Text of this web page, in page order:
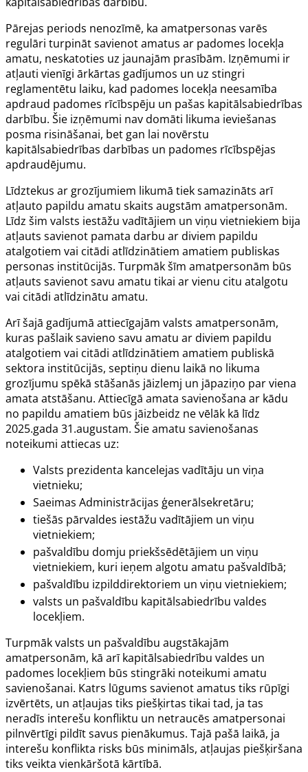
Pārejas periods nenozīmē, ka amatpersonas varēs
regulāri turpināt savienot amatus ar padomes locekļa
amatu, neskatoties uz jaunajām prasībām. Izņēmumi ir
atļauti vienīgi ārkārtas gadījumos un uz stingri
reglamentētu laiku, kad padomes locekļa neesamība
apdraud padomes rīcībspēju un pašas kapitālsabiedrības
darbību. Šie izņēmumi nav domāti likuma ieviešanas
posma risināšanai, bet gan lai novērstu
kapitālsabiedrības darbības un padomes rīcībspējas
apdraudējumu.
Līdztekus ar grozījumiem likumā tiek samazināts arī
atļauto papildu amatu skaits augstām amatpersonām.
Līdz šim valsts iestāžu vadītājiem un viņu vietniekiem bija
atļauts savienot pamata darbu ar diviem papildu
atalgotiem vai citādi atlīdzinātiem amatiem publiskas
personas institūcijās. Turpmāk šīm amatpersonām būs
atļauts savienot savu amatu tikai ar vienu citu atalgotu
vai citādi atlīdzinātu amatu.
Arī šajā gadījumā attiecīgajām valsts amatpersonām,
kuras pašlaik savieno savu amatu ar diviem papildu
atalgotiem vai citādi atlīdzinātiem amatiem publiskā
sektora institūcijās, septiņu dienu laikā no likuma
grozījumu spēkā stāšanās jāizlemj un jāpaziņo par viena
amata atstāšanu. Attiecīgā amata savienošana ar kādu
no papildu amatiem būs jāizbeidz ne vēlāk kā līdz
2025.gada 31.augustam. Šie amatu savienošanas
noteikumi attiecas uz:
Valsts prezidenta kancelejas vadītāju un viņa
vietnieku;
Saeimas Administrācijas ģenerālsekretāru;
tiešās pārvaldes iestāžu vadītājiem un viņu
vietniekiem;
pašvaldību domju priekšsēdētājiem un viņu
vietniekiem, kuri ieņem algotu amatu pašvaldībā;
pašvaldību izpilddirektoriem un viņu vietniekiem;
valsts un pašvaldību kapitālsabiedrību valdes
locekļiem.
Turpmāk valsts un pašvaldību augstākajām
amatpersonām, kā arī kapitālsabiedrību valdes un
padomes locekļiem būs stingrāki noteikumi amatu
savienošanai. Katrs lūgums savienot amatus tiks rūpīgi
izvērtēts, un atļaujas tiks piešķirtas tikai tad, ja tas
neradīs interešu konfliktu un netraucēs amatpersonai
pilnvērtīgi pildīt savus pienākumus. Tajā pašā laikā, ja
interešu konflikta risks būs minimāls, atļaujas piešķiršana
tiks veikta vienkāršotā kārtībā.